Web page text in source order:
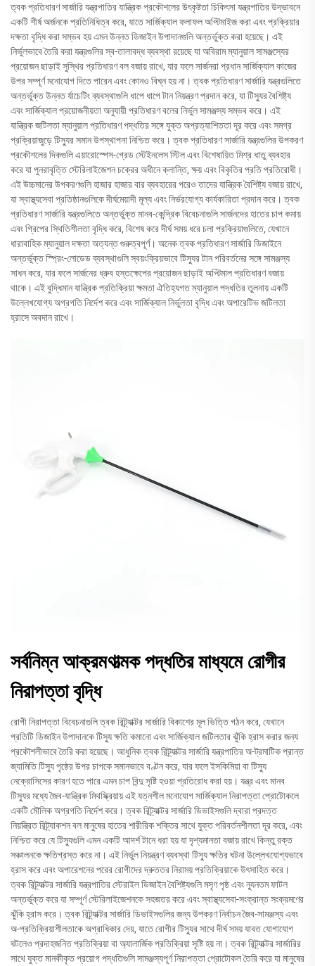
ত্বক প্রতিধারণ সার্জারি যন্ত্রপাতির যান্ত্রিক প্রকৌশলের উৎকৃষ্টতা চিকিৎসা যন্ত্রপাতির উদ্ভাবনে
একটি শীর্ষ অর্জনকে প্রতিনিধিত্ব করে, যাতে সার্জিক্যাল ফলাফল অপ্টিমাইজ করা এবং প্রক্রিয়ার
দক্ষতা বৃদ্ধি করা সম্ভব হয় এমন উন্নত ডিজাইন উপাদানগুলি অন্তর্ভুক্ত করা হয়েছে। এই
নির্ভুলভাবে তৈরি করা যন্ত্রগুলির স্ব-তালাবদ্ধ ব্যবস্থা রয়েছে যা অবিরাম ম্যানুয়াল সামঞ্জস্যের
প্রয়োজন ছাড়াই সুস্থির প্রতিধারণ বল বজায় রাখে, যার ফলে সার্জনরা প্রধান সার্জিক্যাল কাজের
উপর সম্পূর্ণ মনোযোগ দিতে পারেন এবং কোনও বিঘ্ন হয় না। ত্বক প্রতিধারণ সার্জারি যন্ত্রগুলিতে
অন্তর্ভুক্ত উন্নত র্যাচেটিং ব্যবস্থাগুলি ধাপে ধাপে টান নিয়ন্ত্রণ প্রদান করে, যা টিস্যুর বৈশিষ্ট্য
এবং সার্জিক্যাল প্রয়োজনীয়তা অনুযায়ী প্রতিধারণ বলের নির্ভুল সামঞ্জস্য সম্ভব করে। এই
যান্ত্রিক জটিলতা ম্যানুয়াল প্রতিধারণ পদ্ধতির সঙ্গে যুক্ত অপ্রত্যাশিততা দূর করে এবং সমগ্র
প্রক্রিয়াজুড়ে টিস্যুর সমান উপস্থাপনা নিশ্চিত করে। ত্বক প্রতিধারণ সার্জারি যন্ত্রগুলির উপকরণ
প্রকৌশলের দিকগুলি এয়ারোস্পেস-গ্রেড স্টেইনলেস স্টিল এবং বিশেষায়িত মিশ্র ধাতু ব্যবহার
করে যা পুনরাবৃত্তি স্টেরিলাইজেশন চক্রের অধীনে ক্লান্তি, ক্ষয় এবং বিকৃতির প্রতি প্রতিরোধী।
এই উচ্চমানের উপকরণগুলি হাজার হাজার বার ব্যবহারের পরেও তাদের যান্ত্রিক বৈশিষ্ট্য বজায় রাখে,
যা স্বাস্থ্যসেবা প্রতিষ্ঠানগুলিকে দীর্ঘমেয়াদী মূল্য এবং নির্ভরযোগ্য কার্যকারিতা প্রদান করে। ত্বক
প্রতিধারণ সার্জারি যন্ত্রগুলিতে অন্তর্ভুক্ত মানব-কেন্দ্রিক বিবেচনাগুলি সার্জনদের হাতের চাপ কমায়
এবং গ্রিপের স্থিতিশীলতা বৃদ্ধি করে, বিশেষ করে দীর্ঘ সময় ধরে চলা প্রক্রিয়াগুলিতে, যেখানে
ধারাবাহিক ম্যানুয়াল দক্ষতা অত্যন্ত গুরুত্বপূর্ণ। অনেক ত্বক প্রতিধারণ সার্জারি ডিজাইনে
অন্তর্ভুক্ত স্প্রিং-লোডেড ব্যবস্থাগুলি স্বয়ংক্রিয়ভাবে টিস্যুর টান পরিবর্তনের সঙ্গে সামঞ্জস্য
সাধন করে, যার ফলে সার্জনের ধ্রুব হস্তক্ষেপের প্রয়োজন ছাড়াই অপ্টিমাল প্রতিধারণ বজায়
থাকে। এই বুদ্ধিমান যান্ত্রিক প্রতিক্রিয়া ক্ষমতা ঐতিহ্যগত ম্যানুয়াল পদ্ধতির তুলনায় একটি
উল্লেখযোগ্য অগ্রগতি নির্দেশ করে এবং সার্জিক্যাল নির্ভুলতা বৃদ্ধি এবং অপারেটিভ জটিলতা
হ্রাসে অবদান রাখে।
সর্বনিম্ন আক্রমণাত্মক পদ্ধতির মাধ্যমে রোগীর
নিরাপত্তা বৃদ্ধি
রোগী নিরাপত্তা বিবেচনাগুলি ত্বক রিট্র্যাক্টর সার্জারি বিকাশের মূল ভিত্তি গঠন করে, যেখানে
প্রতিটি ডিজাইন উপাদানকে টিস্যু ক্ষতি কমানো এবং সার্জিক্যাল জটিলতার ঝুঁকি হ্রাস করার জন্য
প্রকৌশলীভাবে তৈরি করা হয়েছে। আধুনিক ত্বক রিট্র্যাক্টর সার্জারি যন্ত্রপাতির অ-ট্রমাটিক প্রান্ত
জ্যামিতি টিস্যু পৃষ্ঠের উপর চাপকে সমানভাবে বণ্টন করে, যার ফলে ইসকিমিয়া বা টিস্যু
নেক্রোসিসের কারণ হতে পারে এমন চাপ বিন্দু সৃষ্টি হওয়া প্রতিরোধ করা হয়। যন্ত্র এবং মানব
টিস্যুর মধ্যে জৈব-যান্ত্রিক মিথস্ক্রিয়ায় এই যত্নশীল মনোযোগ সার্জিক্যাল নিরাপত্তা প্রোটোকলে
একটি মৌলিক অগ্রগতি নির্দেশ করে। ত্বক রিট্র্যাক্টর সার্জারি ডিভাইসগুলি দ্বারা প্রদত্ত
নিয়ন্ত্রিত রিট্র্যাকশন বল মানুষের হাতের শারীরিক শক্তির সাথে যুক্ত পরিবর্তনশীলতা দূর করে, এবং
নিশ্চিত করে যে টিস্যুগুলি এমন একটি আদর্শ টানে ধরা হয় যা দৃশ্যমানতা বজায় রাখে কিন্তু রক্ত
সঞ্চালনকে ক্ষতিগ্রস্ত করে না। এই নির্ভুল নিয়ন্ত্রণ ব্যবস্থা টিস্যু ক্ষতির ঘটনা উল্লেখযোগ্যভাবে
হ্রাস করে এবং অপারেশনের পরের রোগীদের দ্রুততর নিরাময় প্রতিক্রিয়াকে উৎসাহিত করে।
ত্বক রিট্র্যাক্টর সার্জারি যন্ত্রপাতির স্টেরাইল ডিজাইন বৈশিষ্ট্যগুলি মসৃণ পৃষ্ঠ এবং ন্যূনতম ফাটল
অন্তর্ভুক্ত করে যা সম্পূর্ণ স্টেরিলাইজেশনকে সহজতর করে এবং স্বাস্থ্যসেবা-সংক্রান্ত সংক্রমণের
ঝুঁকি হ্রাস করে। ত্বক রিট্র্যাক্টর সার্জারি ডিভাইসগুলির জন্য উপকরণ নির্বাচন জৈব-সামঞ্জস্য এবং
অ-প্রতিক্রিয়াশীলতাকে অগ্রাধিকার দেয়, যাতে রোগীর টিস্যুর সাথে দীর্ঘ সময় যাবত যোগাযোগ
ঘটলেও প্রদাহজনিত প্রতিক্রিয়া বা অ্যালার্জিক প্রতিক্রিয়া সৃষ্টি হয় না। ত্বক রিট্র্যাক্টর সার্জারির
সাথে যুক্ত মানকীকৃত প্রয়োগ পদ্ধতিগুলি সামঞ্জস্যপূর্ণ নিরাপত্তা প্রোটোকল তৈরি করে যা মানুষের